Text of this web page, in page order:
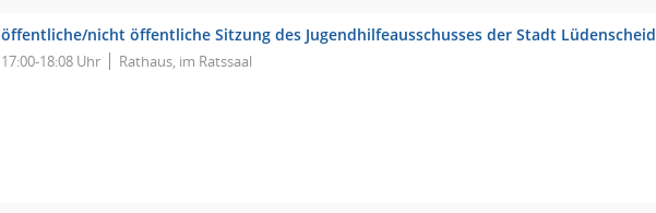
öffentliche/nicht öffentliche Sitzung des Jugendhilfeausschusses der Stadt Lüdenscheid
17:00-18:08 Uhr Rathaus, im Ratssaal